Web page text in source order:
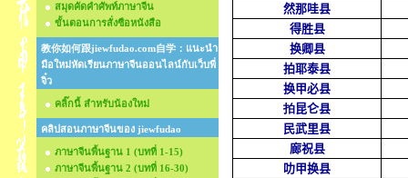
สมุดคัดคำศัพท์ภาษาจีน
ขั้นตอนการสั่งซือหนังสือ
教你如何跟jiewfudao.com自学：แนะนำ
มือใหม่หัดเรียนภาษาจีนออนไลน์กับเว็บพี่
จิ๋ว
คลิ๊กนี้ สำหรับน้องใหม่
คลิปสอนภาษาจีนของ jiewfudao
ภาษาจีนพื้นฐาน 1 (บทที่ 1-15)
ภาษาจีนพื้นฐาน 2 (บทที่ 16-30)
然那哇县
得胜县
换卿县
拍耶泰县
换甲必县
拍 昆仑县
民武里县
廊祝县
叻甲换县